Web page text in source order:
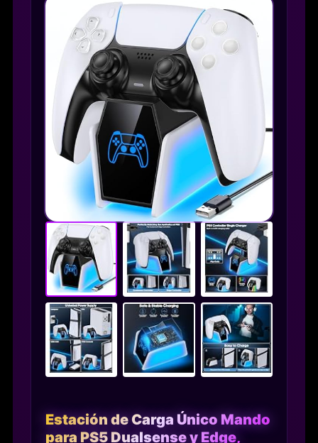
Estación de Carga Único Mando
para PS5 Dualsense y Edge,